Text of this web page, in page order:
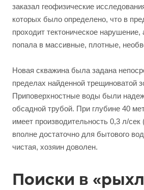
заказал геофизические
которых было определено, что в
проходит тектоническое нарушение,
попала в массивные, плотные,
Новая скважина была задана
пределах найденной трещиноватой
Приповерхностные воды были
обсадной трубой. При глубине 40
имеет производительность 0,3 л/
вполне достаточно для бытового
чистая, хозяин доволен.
Поиски в